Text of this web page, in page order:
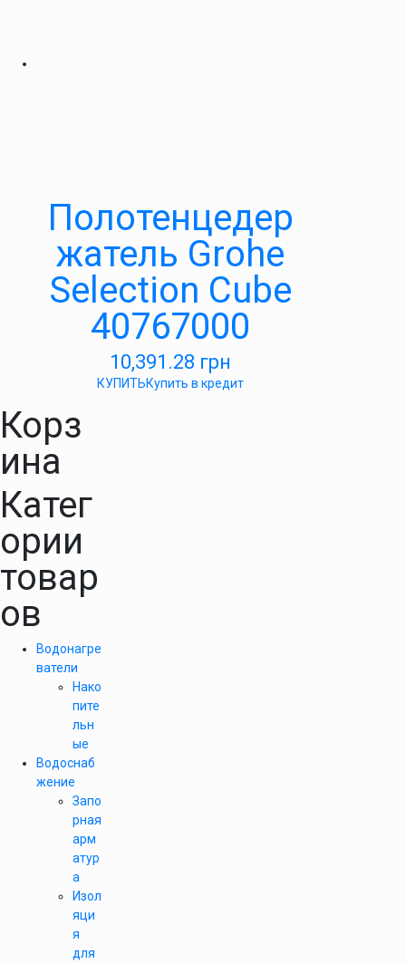
Полотенцедер
жатель Grohe
Selection Cube
40767000
10,391.28 грн
КУПИТЬКупить в кредит
Корз
ина
Катег
ории
товар
ов
Водонагре
ватели
Нако
пите
льн
ые
Водоснаб
жение
Запо
рная
арм
атур
а
Изол
яци
я
для